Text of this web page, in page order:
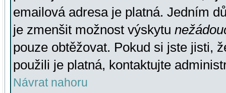
emailová adresa je platná. Jedním
je zmenšit možnost výskytu
pouze obtěžovat. Pokud si jste jisti,
použili je platná, kontaktujte
Návrat nahoru